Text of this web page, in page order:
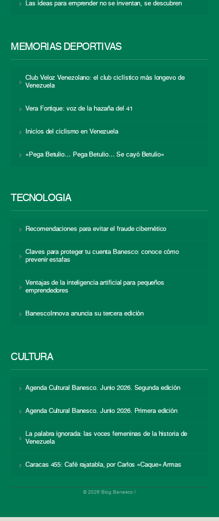
Las ideas para emprender no se inventan, se descubren
MEMORIAS DEPORTIVAS
Club Veloz Venezolano: el club ciclístico más longevo de
Venezuela
Vera Fortique: voz de la hazaña del 41
Inicios del ciclismo en Venezuela
«Pega Betulio… Pega Betulio… Se cayó Betulio»
TECNOLOGÍA
Recomendaciones para evitar el fraude cibernético
Claves para proteger tu cuenta Banesco: conoce cómo
prevenir estafas
Ventajas de la inteligencia artificial para pequeños
emprendedores
BanescoInnova anuncia su tercera edición
CULTURA
Agenda Cultural Banesco. Junio 2026. Segunda edición
Agenda Cultural Banesco. Junio 2026. Primera edición
La palabra ignorada: las voces femeninas de la historia de
Venezuela
Caracas 455: Café rajatabla, por Carlos «Caque» Armas
© 2026 Blog Banesco |